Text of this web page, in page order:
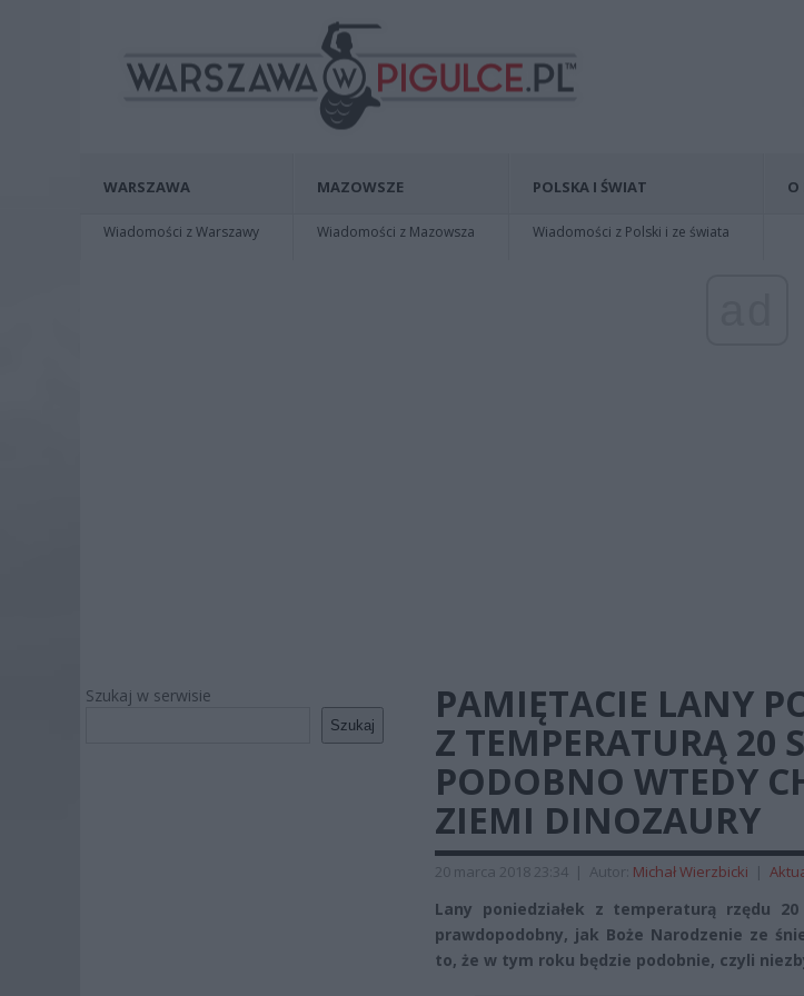
WARSZAWA
Wiadomości z Warszawy
MAZOWSZE
Wiadomości z Mazowsza
POLSKA I ŚWIAT
Wiadomości z Polski i ze świata
O
Szukaj w serwisie
Szukaj
PAMIĘTACIE LANY
Z TEMPERATURĄ 20
PODOBNO WTEDY
ZIEMI DINOZAURY
20 marca 2018 23:34 | Autor: Michał Wierzbicki |
Lany poniedziałek z temperaturą rzędu
prawdopodobny, jak Boże Narodzenie ze
to, że w tym roku będzie podobnie, czyli